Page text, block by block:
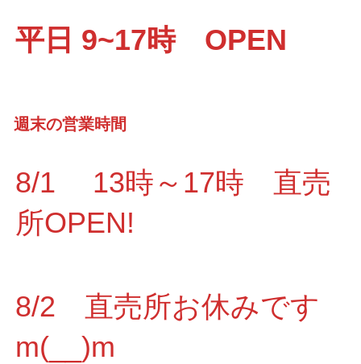
平日 9~17時 OPEN
週末の営業時間
8/1 13時～17時 直売
所OPEN!
8/2 直売所お休みです
m(__)m